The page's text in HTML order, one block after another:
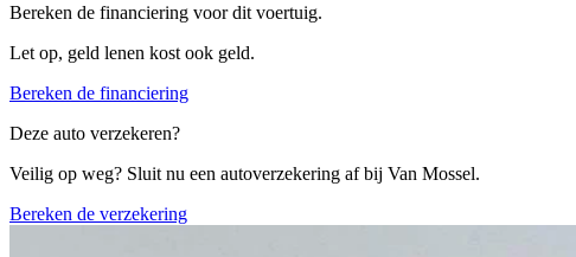
Bereken de financiering voor dit voertuig.
Let op, geld lenen kost ook geld.
Bereken de financiering
Deze auto verzekeren?
Veilig op weg? Sluit nu een autoverzekering af bij Van Mossel.
Bereken de verzekering